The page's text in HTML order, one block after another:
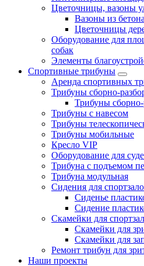
Цветочницы, вазоны
Вазоны из
Цветочницы
Оборудование для
собак
Элементы
Спортивные трибуны
Аренда спортивных
Трибуны сборно-
Трибуны
Трибуны с навесом
Трибуны
Трибуны мобильные
Кресло VIP
Оборудование для
Трибуна с подъемом
Трибуна модульная
Сидения для
Сиденье
Сидение
Скамейки для
Скамейки для
Скамейки для
Ремонт трибун для
Наши проекты